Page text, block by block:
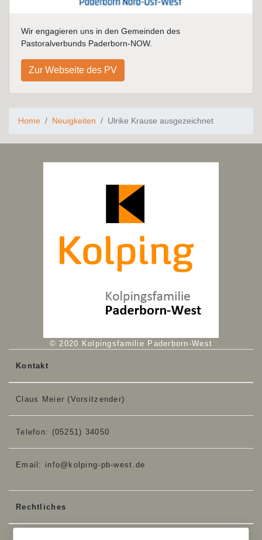
Wir engagieren uns in den Gemeinden des
Pastoralverbunds Paderborn-NOW.
Zur Webseite des PV
Home Neuigkeiten Ulrike Krause ausgezeichnet
© 2020 Kolpingsfamilie Paderborn-West
Kontakt
Claus Meier (Vorsitzender)
Telefon: (05251) 34050
Email: info@kolping-pb-west.de
Rechtliches